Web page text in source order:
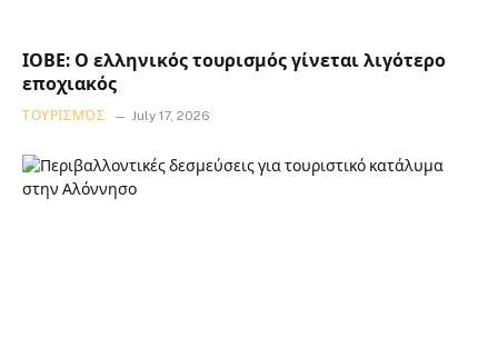
ΙΟΒΕ: Ο ελληνικός τουρισμός γίνεται λιγότερο
εποχιακός
ΤΟΥΡΙΣΜΌΣ July 17, 2026